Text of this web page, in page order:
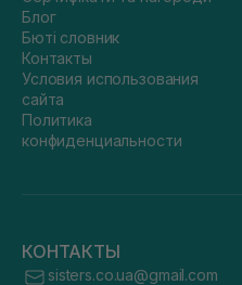
Блог
Бюті словник
Контакты
Условия использования
сайта
Политика
конфиденциальности
КОНТАКТЫ
sisters.co.ua@gmail.com